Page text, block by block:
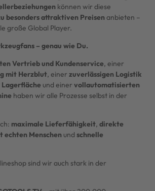
können wir diese
besonders attraktiven Preisenanbieten –
große Global Player.
– genau wie Du.
Vertrieb und Kundenservice, einer
mit Herzblut, einer zuverlässigen Logistik
Lagerfläche und einer vollautomatisierten
haben wir alle Prozesse selbst in der
maximale Lieferfähigkeit, direkte
echten Menschen und schnelle
sind wir auch stark in der